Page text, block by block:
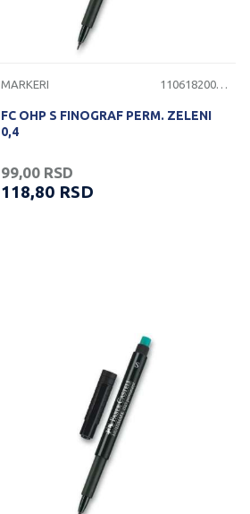
MARKERI 1106182000070
FC OHP S FINOGRAF PERM. ZELENI
0,4
99,00 RSD
118,80 RSD